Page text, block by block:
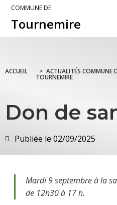
COMMUNE DE
Tournemire
ACCUEIL > ACTUALITÉS COMMUNE
TOURNEMIRE
Don de
Publiée le 02/09/2025
Mardi 9 septembre à la
de 12h30 à 17 h.